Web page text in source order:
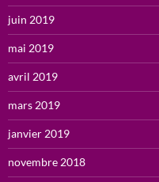
juin 2019
mai 2019
avril 2019
mars 2019
janvier 2019
novembre 2018